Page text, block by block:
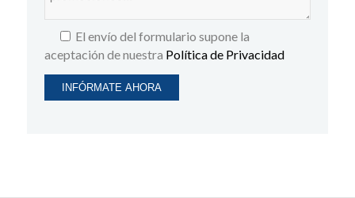
El envío del formulario supone la
aceptación de nuestra Política de Privacidad